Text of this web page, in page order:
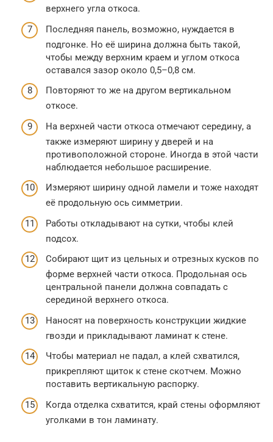
верхнего угла откоса.
Последняя панель, возможно, нуждается в
подгонке. Но её ширина должна быть такой,
чтобы между верхним краем и углом откоса
оставался зазор около 0,5–0,8 см.
Повторяют то же на другом вертикальном
откосе.
На верхней части откоса отмечают середину, а
также измеряют ширину у дверей и на
противоположной стороне. Иногда в этой части
наблюдается небольшое расширение.
Измеряют ширину одной ламели и тоже находят
её продольную ось симметрии.
Работы откладывают на сутки, чтобы клей
подсох.
Собирают щит из цельных и отрезных кусков по
форме верхней части откоса. Продольная ось
центральной панели должна совпадать с
серединой верхнего откоса.
Наносят на поверхность конструкции жидкие
гвозди и прикладывают ламинат к стене.
Чтобы материал не падал, а клей схватился,
прикрепляют щиток к стене скотчем. Можно
поставить вертикальную распорку.
Когда отделка схватится, край стены оформляют
уголками в тон ламинату.